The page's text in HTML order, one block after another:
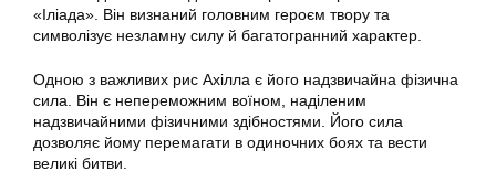
«Іліада». Він визнаний головним героєм твору та
символізує незламну силу й багатогранний характер.
Одною з важливих рис Ахілла є його надзвичайна фізична
сила. Він є непереможним воїном, наділеним
надзвичайними фізичними здібностями. Його сила
дозволяє йому перемагати в одиночних боях та вести
великі битви.